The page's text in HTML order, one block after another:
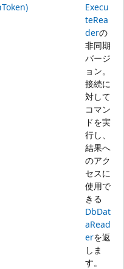
Execu
teRea
derの
非同期
バージ
ョン。
接続に
対して
コマン
ドを実
行し、
結果へ
のアク
セスに
使用で
きる
DbDat
aRead
erを返
しま
す。